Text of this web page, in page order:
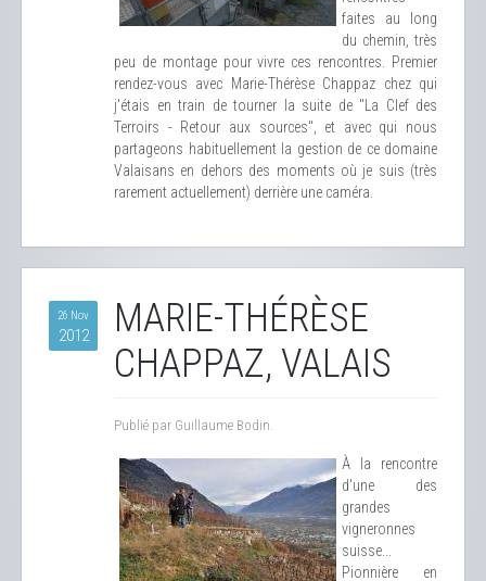
faites au long
du chemin, très
peu de montage pour vivre ces rencontres. Premier
rendez-vous avec Marie-Thérèse Chappaz chez qui
j'étais en train de tourner la suite de "La Clef des
Terroirs - Retour aux sources", et avec qui nous
partageons habituellement la gestion de ce domaine
Valaisans en dehors des moments où je suis (très
rarement actuellement) derrière une caméra.
26 Nov
2012
MARIE-THÉRÈSE
CHAPPAZ, VALAIS
Publié par Guillaume Bodin.
À la rencontre
d'une des
grandes
vigneronnes
suisse...
Pionnière en